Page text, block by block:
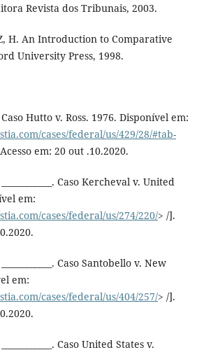
Revista dos Tribunais, 2003.
H. An Introduction to Comparative
University Press, 1998.
Hutto v. Ross. 1976. Disponível em:
cases/federal/us/429/28/#tab-
em: 20 out .10.2020.
Caso Kercheval v. United
em:
cases/federal/us/274/220/> /].
Caso Santobello v. New
em:
cases/federal/us/404/257/> /].
Caso United States v.